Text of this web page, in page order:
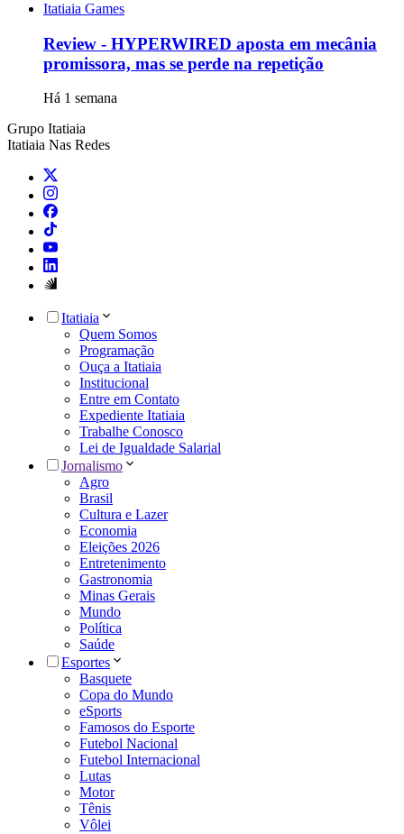
Itatiaia Games
Review - HYPERWIRED aposta em mecânia
promissora, mas se perde na repetição
Há 1 semana
Grupo Itatiaia
Itatiaia Nas Redes
Itatiaia
Quem Somos
Programação
Ouça a Itatiaia
Institucional
Entre em Contato
Expediente Itatiaia
Trabalhe Conosco
Lei de Igualdade Salarial
Jornalismo
Agro
Brasil
Cultura e Lazer
Economia
Eleições 2026
Entretenimento
Gastronomia
Minas Gerais
Mundo
Política
Saúde
Esportes
Basquete
Copa do Mundo
eSports
Famosos do Esporte
Futebol Nacional
Futebol Internacional
Lutas
Motor
Tênis
Vôlei